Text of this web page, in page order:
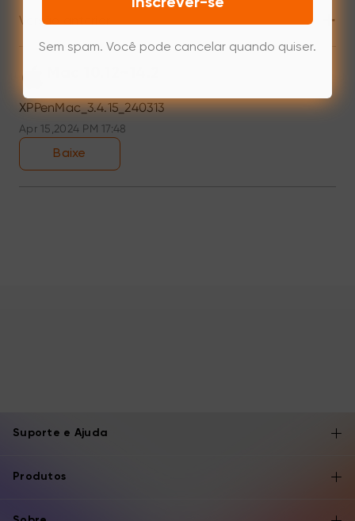
Versão anterior +
XPPenMac_3.4.15_240313
Apr 15,2024 PM 17:48
Baixe
Suporte e Ajuda
Produtos
Sem spam. Você pode cancelar quando quiser.